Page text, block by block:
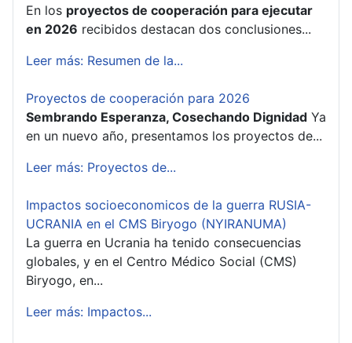
En los proyectos de cooperación para ejecutar
en 2026 recibidos destacan dos conclusiones...
Leer más: Resumen de la...
Proyectos de cooperación para 2026
Sembrando Esperanza, Cosechando Dignidad Ya
en un nuevo año, presentamos los proyectos de...
Leer más: Proyectos de...
Impactos socioeconomicos de la guerra RUSIA-
UCRANIA en el CMS Biryogo (NYIRANUMA)
La guerra en Ucrania ha tenido consecuencias
globales, y en el Centro Médico Social (CMS)
Biryogo, en...
Leer más: Impactos...